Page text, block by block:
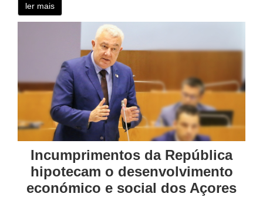
ler mais
Incumprimentos da República
hipotecam o desenvolvimento
económico e social dos Açores